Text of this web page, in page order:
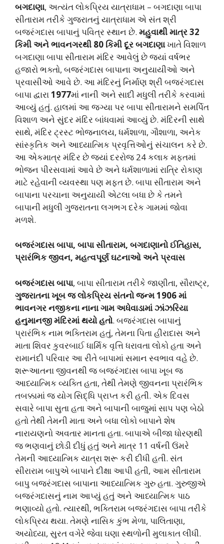
બગદાણા, અત્યંત લોકપ્રિય યાત્રાધામ – બગદાણા બાપા
સીતારામ તરીકે ગુજરાતનું યાત્રાધામ એ સંત શ્રી
બજરંગદાસ બાપાનું પવિત્ર સ્થાન છે. મહુવાથી માત્ર 32
કિમી અને ભાવનગરથી 80 કિમી દૂર બગદાણાખાતે વિશાળ
બગદાણા બાપા સીતારામ મંદિર આવેલું છે જ્યાં વર્ષભર
હજારો ભક્તો, બજરંગદાસ બાપાના અનુયાયીઓ અને
પ્રવાસીઓ આવે છે. આ મંદિરનું નિર્માણ શ્રી બજરંગદાસ
બાપા દ્વારા1977માં નાની અને સાદી મધુલી તરીકે કરવામાં
આવ્યું હતું. હાલમાં આ જગ્યા પર બાપા સીતારામને સમર્પિત
વિશાળ અને સુંદર મંદિર બાંધવામાં આવ્યું છે. મંદિરની સાથે
સાથે, મંદિર ટ્રસ્ટ ભોજનાલય, ધર્મશાળા, ગૌશાળા, અનેક
સાંસ્કૃતિક અને આધ્યાત્મિક પ્રવૃત્તિઓનું સંચાલન કરે છે.
આ એકમાત્ર મંદિર છે જ્યાં દરરોજ 24 કલાક મફતમાં
ભોજન પીરસવામાં આવે છે અને ધર્મશાળામાં રાત્રિ રોકાણ
માટે રહેવાની વ્યવસ્થા પણ મફત છે. બાપા સીતારામ અને
બાપાના પરચાના અનુયાયી એટલા બધા છે કે તમને
બાપાની મધુલી ગુજરાતના લગભગ દરેક ગામમાં જોવા
મળશે.
બજરંગદાસ બાપા, બાપા સીતારામ, બગદાણાનો ઈતિહાસ,
પ્રારંભિક જીવન, મહત્વપૂર્ણ ઘટનાઓ અને પ્રવાસ
બજરંગદાસ બાપા, બાપા સીતારામ તરીકે જાણીતા, સૌરાષ્ટ્ર,
ગુજરાતના ખૂબ જ લોકપ્રિય સંતનો જન્મ 1906 માં
ભાવનગર નજીકના નાના ગામ અધેવાડામાં ઝાંઝરિયા
હનુમાનજી મંદિરમાં થયો હતો. બજરંગદાસ બાપાનું
પ્રારંભિક નામ ભક્તિરામ હતું, તેમના પિતા હીરાદાસ અને
માતા શિવર કુવરબાઈ ધાર્મિક વૃત્તિ ધરાવતા લોકો હતા અને
રામાનંદી પરિવાર આ રીતે બાપામાં સમાન સ્વભાવ વહે છે.
શરૂઆતના જીવનથી જ બજરંગદાસ બાપા ખૂબ જ
આધ્યાત્મિક વ્યક્તિ હતા, તેથી તેમણે જીવનના પ્રારંભિક
તબક્કામાં જ યોગ સિદ્ધિ પ્રાપ્ત કરી હતી. એક દિવસ
સવારે બાપા સુતા હતા અને બાપાની બાજુમાં સાપ પણ બેઠો
હતો તેથી તેમની માતા અને બધા લોકો બાપાને શેષ
નારાયણનો અવતાર માનતા હતા. બાપાએ બીજા ધોરણથી
જ ભણવાનું છોડી દીધું હતું અને માત્ર 11 વર્ષની ઉંમરે
તેમની આધ્યાત્મિક યાત્રા શરૂ કરી દીધી હતી. સંત
સીરારામ બાપુએ બાપાને દીક્ષા આપી હતી, આમ સીતારામ
બાપુ બજરંગદાસ બાપાના આધ્યાત્મિક ગુરુ હતા. ગુરુજીએ
બજરંગદાસનું નામ આપ્યું હતું અને આધ્યાત્મિક પાઠ
ભણાવ્યો હતો. ત્યારથી, ભક્તિરામ બજરંગદાસ બાપા તરીકે
લોકપ્રિય થયા. તેમણે નાસિક કુંભ મેળા, પાલિતાણા,
અયોધ્યા, સુરત વગેરે જેવા ઘણા સ્થળોની મુલાકાત લીધી.